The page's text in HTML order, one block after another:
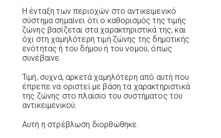
Η ένταξη των περιοχών στο αντικειμενικό
σύστημα σημαίνει ότι ο καθορισμός της τιμής
ζώνης βασίζεται στα χαρακτηριστικά της, και
όχι στη χαμηλότερη τιμή ζώνης της δημοτικής
ενότητας ή του δήμου ή του νομού, όπως
συνέβαινε.
Τιμή, συχνά, αρκετά χαμηλότερη από αυτή που
έπρεπε να οριστεί με βάση τα χαρακτηριστικά
της ζώνης στο πλαίσιο του συστήματος του
αντικειμενικού.
Αυτή η στρέβλωση διορθώθηκε.